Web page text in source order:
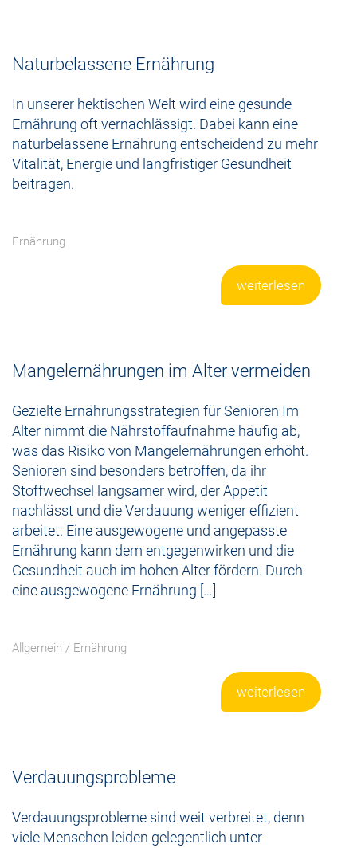
Naturbelassene Ernährung
In unserer hektischen Welt wird eine gesunde
Ernährung oft vernachlässigt. Dabei kann eine
naturbelassene Ernährung entscheidend zu mehr
Vitalität, Energie und langfristiger Gesundheit
beitragen.
Ernährung
weiterlesen
Mangelernährungen im Alter vermeiden
Gezielte Ernährungsstrategien für Senioren Im
Alter nimmt die Nährstoffaufnahme häufig ab,
was das Risiko von Mangelernährungen erhöht.
Senioren sind besonders betroffen, da ihr
Stoffwechsel langsamer wird, der Appetit
nachlässt und die Verdauung weniger effizient
arbeitet. Eine ausgewogene und angepasste
Ernährung kann dem entgegenwirken und die
Gesundheit auch im hohen Alter fördern. Durch
eine ausgewogene Ernährung […]
Allgemein / Ernährung
weiterlesen
Verdauungsprobleme
Verdauungsprobleme sind weit verbreitet, denn
viele Menschen leiden gelegentlich unter